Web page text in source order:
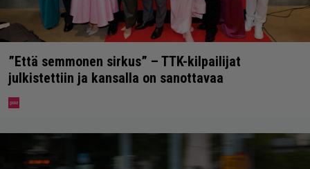
”Että semmonen sirkus” – TTK-kilpailijat
julkistettiin ja kansalla on sanottavaa